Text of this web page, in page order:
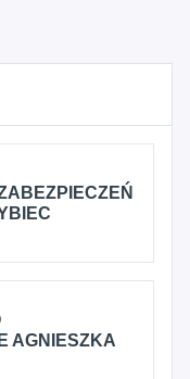
AGNIESZKA